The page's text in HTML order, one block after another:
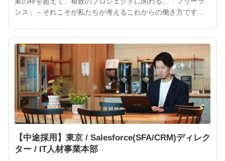
ンス」－それこそが私たちが考えるこれからの働き方です。
や社会にとって、大きな力となるはずです。インターネット
が私たちの「当たり前」になったように、ITフリーランスを
働き方
【中途採用】東京 / Salesforce(SFA/CRM)ディレク
ター / IT人材事業本部